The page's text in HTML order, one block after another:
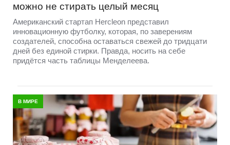
можно не стирать целый месяц
Американский стартап Hercleon представил
инновационную футболку, которая, по заверениям
создателей, способна оставаться свежей до тридцати
дней без единой стирки. Правда, носить на себе
придётся часть таблицы Менделеева.
В МИРЕ